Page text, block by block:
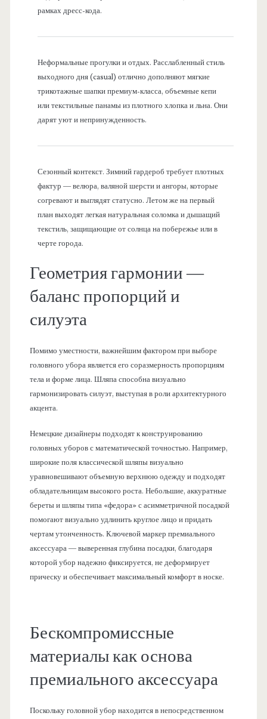
рамках дресс-кода.
Неформальные прогулки и отдых. Расслабленный стиль
выходного дня (casual) отлично дополняют мягкие
трикотажные шапки премиум-класса, объемные кепи
или текстильные панамы из плотного хлопка и льна. Они
дарят уют и непринужденность.
Сезонный контекст. Зимний гардероб требует плотных
фактур — велюра, валяной шерсти и ангоры, которые
согревают и выглядят статусно. Летом же на первый
план выходят легкая натуральная соломка и дышащий
текстиль, защищающие от солнца на побережье или в
черте города.
Геометрия гармонии —
баланс пропорций и
силуэта
Помимо уместности, важнейшим фактором при выборе
головного убора является его соразмерность пропорциям
тела и форме лица. Шляпа способна визуально
гармонизировать силуэт, выступая в роли архитектурного
акцента.
Немецкие дизайнеры подходят к конструированию
головных уборов с математической точностью. Например,
широкие поля классической шляпы визуально
уравновешивают объемную верхнюю одежду и подходят
обладательницам высокого роста. Небольшие, аккуратные
береты и шляпы типа «федора» с асимметричной посадкой
помогают визуально удлинить круглое лицо и придать
чертам утонченность. Ключевой маркер премиального
аксессуара — выверенная глубина посадки, благодаря
которой убор надежно фиксируется, не деформирует
прическу и обеспечивает максимальный комфорт в носке.
Бескомпромиссные
материалы как основа
премиального аксессуара
Поскольку головной убор находится в непосредственном